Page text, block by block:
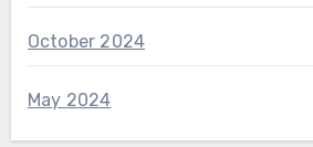
October 2024
May 2024